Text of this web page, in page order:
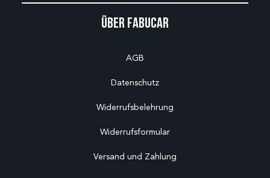
Über Fabucar
AGB
Datenschutz
Widerrufsbelehrung
Widerrufsformular
Versand und Zahlung